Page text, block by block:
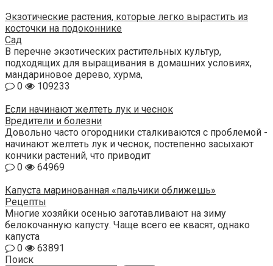
Экзотические растения, которые легко вырастить из
косточки на подоконнике
Сад
В перечне экзотических растительных культур,
подходящих для выращивания в домашних условиях,
мандариновое дерево, хурма,
0
109233
Если начинают желтеть лук и чеснок
Вредители и болезни
Довольно часто огородники сталкиваются с проблемой -
начинают желтеть лук и чеснок, постепенно засыхают
кончики растений, что приводит
0
64969
Капуста маринованная «пальчики оближешь»
Рецепты
Многие хозяйки осенью заготавливают на зиму
белокочанную капусту. Чаще всего ее квасят, однако
капуста
0
63891
Поиск